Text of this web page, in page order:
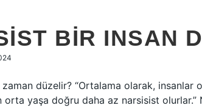
BIR INSAN
düzelir? “Ortalama olarak, insanlar
yaşa doğru daha az narsisist